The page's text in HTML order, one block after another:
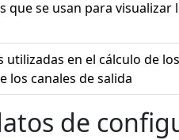
se usan para visualizar
en el cálculo de
los canales de salida
de